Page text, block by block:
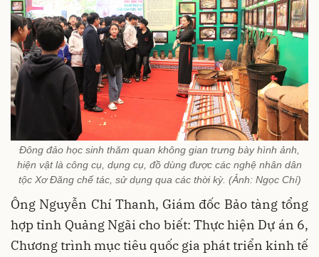
Đông đảo học sinh thăm quan không gian trưng bày hình ảnh,
hiện vật là công cụ, dụng cụ, đồ dùng được các nghệ nhân dân
tộc Xơ Đăng chế tác, sử dụng qua các thời kỳ. (Ảnh: Ngọc Chí)
Ông Nguyễn Chí Thanh, Giám đốc Bảo tàng tổng
hợp tỉnh Quảng Ngãi cho biết: Thực hiện Dự án 6,
Chương trình mục tiêu quốc gia phát triển kinh tế